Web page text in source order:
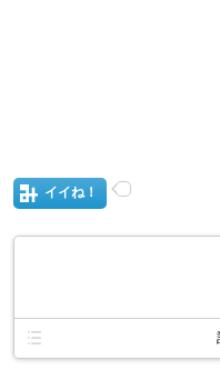
イイね！